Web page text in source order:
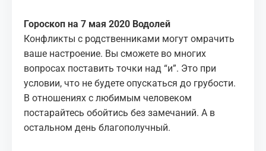
Гороскоп на 7 мая 2020 Водолей
Конфликты с родственниками могут омрачить
ваше настроение. Вы сможете во многих
вопросах поставить точки над “и”. Это при
условии, что не будете опускаться до грубости.
В отношениях с любимым человеком
постарайтесь обойтись без замечаний. А в
остальном день благополучный.